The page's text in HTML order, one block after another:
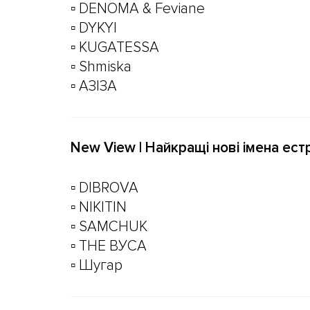
▫️ DENOMA & Feviane
▫️ DYKYI
▫️ KUGATESSA
▫️ Shmiska
▫️ АЗІЗА
New View | Найкращі нові імена
▫️ DIBROVA
▫️ NIKITIN
▫️ SAMCHUK
▫️ THE ВУСА
▫️ Шугар